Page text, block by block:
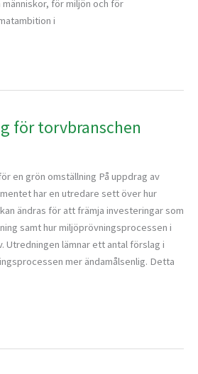
för miljön och för
i
för torvbranschen
en grön omställning På uppdrag av
har en utredare sett över hur
ändras för att främja investeringar som
samt hur miljöprövningsprocessen i
Utredningen lämnar ett antal förslag i
mer ändamålsenlig. Detta